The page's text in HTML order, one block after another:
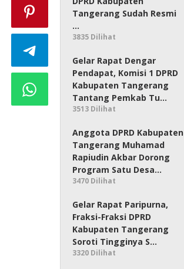
Tangerang Sudah Resmi
…
3835 Dilihat
Gelar Rapat Dengar
Pendapat, Komisi 1 DPRD
Kabupaten Tangerang
Tantang Pemkab Tu…
3513 Dilihat
Anggota DPRD Kabupaten
Tangerang Muhamad
Rapiudin Akbar Dorong
Program Satu Desa…
3470 Dilihat
Gelar Rapat Paripurna,
Fraksi-Fraksi DPRD
Kabupaten Tangerang
Soroti Tingginya S…
3320 Dilihat